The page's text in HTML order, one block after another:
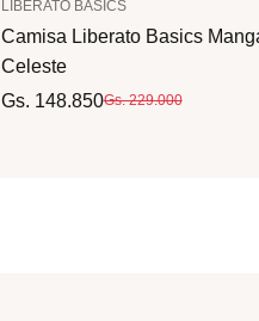
LIBERATO BASICS
Camisa Liberato Basics
Celeste
Gs. 148.850Gs. 229.000